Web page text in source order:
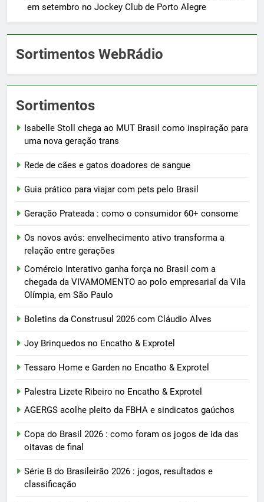
em setembro no Jockey Club de Porto Alegre
Sortimentos WebRádio
Sortimentos
Isabelle Stoll chega ao MUT Brasil como inspiração para
uma nova geração trans
Rede de cães e gatos doadores de sangue
Guia prático para viajar com pets pelo Brasil
Geração Prateada : como o consumidor 60+ consome
Os novos avós: envelhecimento ativo transforma a
relação entre gerações
Comércio Interativo ganha força no Brasil com a
chegada da VIVAMOMENTO ao polo empresarial da Vila
Olímpia, em São Paulo
Boletins da Construsul 2026 com Cláudio Alves
Joy Brinquedos no Encatho & Exprotel
Tessaro Home e Garden no Encatho & Exprotel
Palestra Lizete Ribeiro no Encatho & Exprotel
AGERGS acolhe pleito da FBHA e sindicatos gaúchos
Copa do Brasil 2026 : como foram os jogos de ida das
oitavas de final
Série B do Brasileirão 2026 : jogos, resultados e
classificação